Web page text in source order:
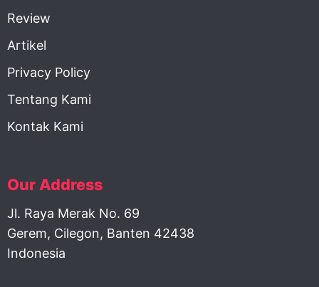
Review
Artikel
Privacy Policy
Tentang Kami
Kontak Kami
Our Address
Jl. Raya Merak No. 69
Gerem, Cilegon, Banten 42438
Indonesia